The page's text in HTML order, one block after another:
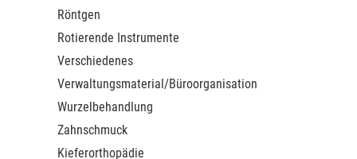
Röntgen
Rotierende Instrumente
Verschiedenes
Verwaltungsmaterial/Büroorganisation
Wurzelbehandlung
Zahnschmuck
Kieferorthopädie